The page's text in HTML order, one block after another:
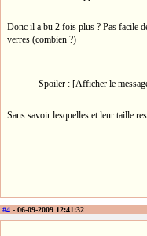
Donc il a bu 2 fois plus ? Pas facile
verres (combien ?)
Spoiler : [Afficher le
Sans savoir lesquelles et leur taille
#4 - 06-09-2009 12:41:32